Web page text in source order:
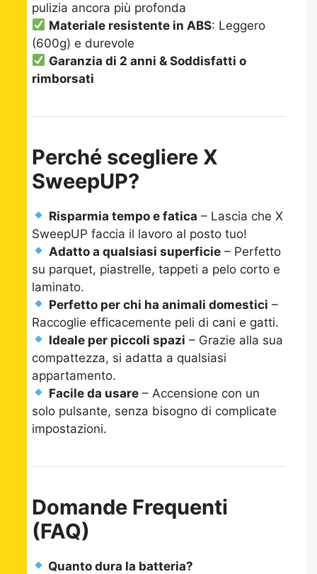
pulizia ancora più profonda
Materiale resistente in ABS: Leggero
(600g) e durevole
Garanzia di 2 anni & Soddisfatti o
rimborsati
Perché scegliere X
SweepUP?
Risparmia tempo e fatica – Lascia che X
SweepUP faccia il lavoro al posto tuo!
Adatto a qualsiasi superficie – Perfetto
su parquet, piastrelle, tappeti a pelo corto e
laminato.
Perfetto per chi ha animali domestici –
Raccoglie efficacemente peli di cani e gatti.
Ideale per piccoli spazi – Grazie alla sua
compattezza, si adatta a qualsiasi
appartamento.
Facile da usare – Accensione con un
solo pulsante, senza bisogno di complicate
impostazioni.
Domande Frequenti
(FAQ)
Quanto dura la batteria?